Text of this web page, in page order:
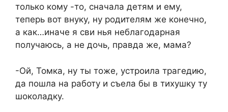
только кому -то, сначала детям и ему,
теперь вот внуку, ну родителям же конечно,
а как…иначе я сви нья неблагодарная
получаюсь, а не дочь, правда же, мама?
-Ой, Томка, ну ты тоже, устроила трагедию,
да пошла на работу и съела бы в тихушку ту
шоколадку.